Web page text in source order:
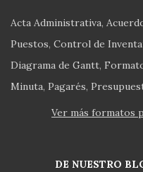
Acta Administrativa
Puestos Control de
Diagrama de Gantt
Minuta Pagarés
Ver más formatos
DE NUESTRO